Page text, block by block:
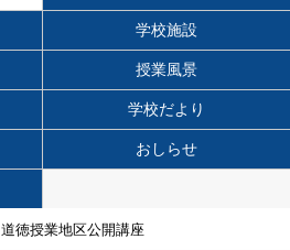
学校施設
授業風景
学校だより
おしらせ
道徳授業地区公開講座